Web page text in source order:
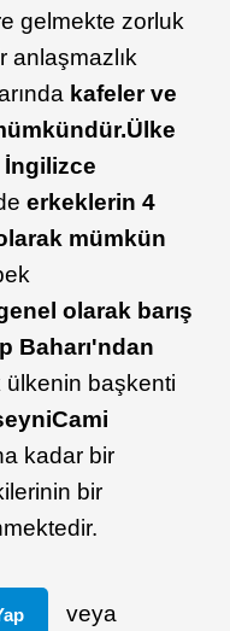
gelmekte zorluk
anlaşmazlık
kafeler ve
Ülke
İngilizce
erkeklerin 4
mümkün
olarak barış
Baharı'ndan
ülkenin başkenti
Cami
kadar bir
bir
veya